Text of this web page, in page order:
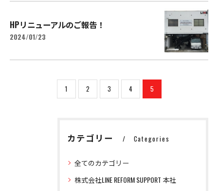
HPリニューアルのご報告！
2024/01/23
1 2 3 4 5
カテゴリー Categories
全てのカテゴリー
株式会社LINE REFORM SUPPORT 本社